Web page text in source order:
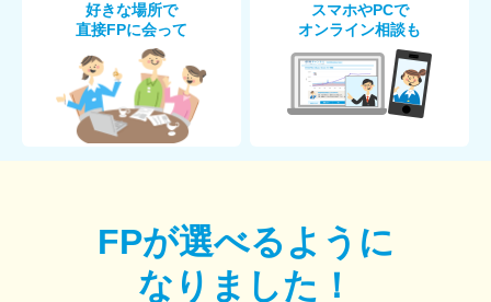
好きな場所で
直接FPに会って
スマホやPCで
オンライン相談も
FPが選べるように
なりました！